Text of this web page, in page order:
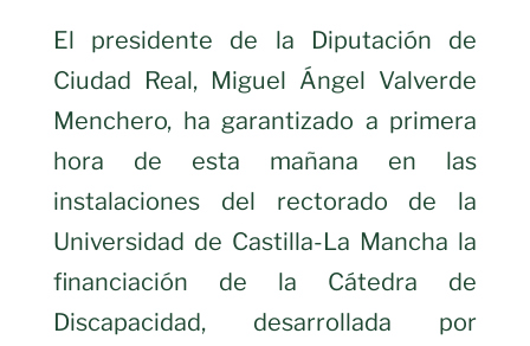
El presidente de la Diputación de
Ciudad Real, Miguel Ángel Valverde
Menchero, ha garantizado a primera
hora de esta mañana en las
instalaciones del rectorado de la
Universidad de Castilla-La Mancha la
financiación de la Cátedra de
Discapacidad, desarrollada por